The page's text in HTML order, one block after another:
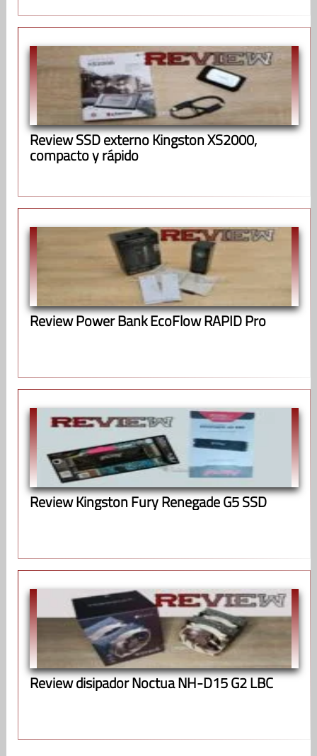
Review SSD externo Kingston XS2000,
compacto y rápido
Review Power Bank EcoFlow RAPID Pro
Review Kingston Fury Renegade G5 SSD
Review disipador Noctua NH-D15 G2 LBC